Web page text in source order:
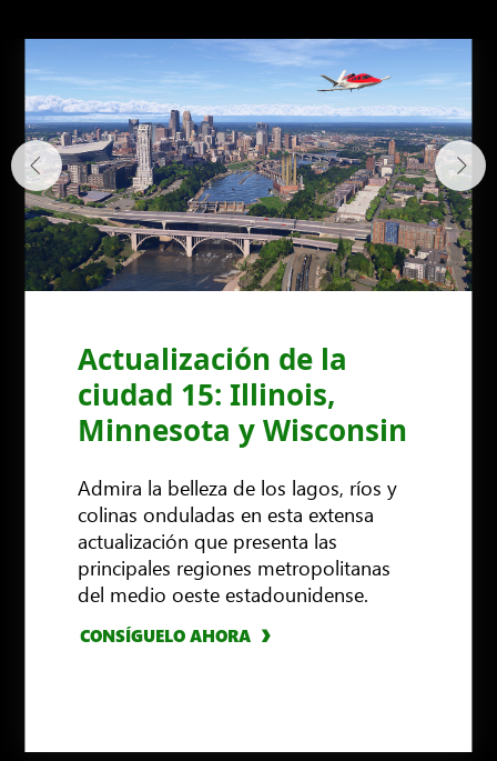
Actualización de la
ciudad 15: Illinois,
Minnesota y Wisconsin
Admira la belleza de los lagos, ríos y
colinas onduladas en esta extensa
actualización que presenta las
principales regiones metropolitanas
del medio oeste estadounidense.
CONSÍGUELO AHORA
CONSÍGUELO AHORA
CONSÍGUELO AHORA
CONSÍGUELO AHORA
CONSÍGUELO AHORA
CONSÍGUELO AHORA